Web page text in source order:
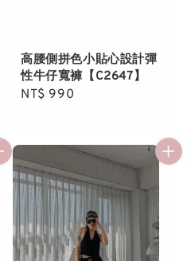
高腰側拼色小貼心設計彈
性牛仔寬褲【C2647】
Regular
NT$ 990